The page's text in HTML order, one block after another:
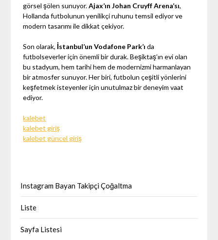
görsel şölen sunuyor.Ajax’ın Johan Cruyff Arena’sı,
Hollanda futbolunun yenilikçi ruhunu temsil ediyor ve
modern tasarımı ile dikkat çekiyor.
Son olarak,İstanbul’un Vodafone Park’ı da
futbolseverler için önemli bir durak. Beşiktaş’ın evi olan
bu stadyum, hem tarihi hem de modernizmi harmanlayan
bir atmosfer sunuyor. Her biri, futbolun çeşitli yönlerini
keşfetmek isteyenler için unutulmaz bir deneyim vaat
ediyor.
kalebet
kalebet giriş
kalebet güncel giriş
Instagram Bayan Takipçi Çoğaltma
Liste
Sayfa Listesi